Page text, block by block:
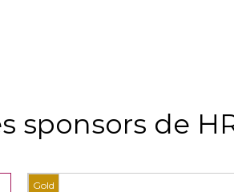
sponsors de
Gold